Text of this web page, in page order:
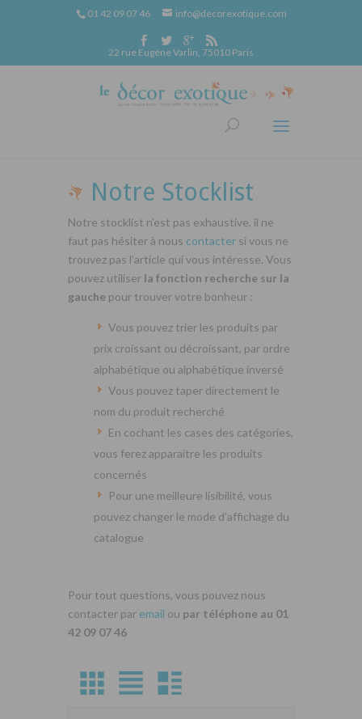
01 42 09 07 46 info@decorexotique.com
22 rue Eugène Varlin, 75010 Paris
Notre Stocklist
Notre stocklist n’est pas exhaustive, il ne
faut pas hésiter à nous contacter si vous ne
trouvez pas l’article qui vous intéresse. Vous
pouvez utiliser la fonction recherche sur la
gauche pour trouver votre bonheur :
Vous pouvez trier les produits par
prix croissant ou décroissant, par ordre
alphabétique ou alphabétique inversé
Vous pouvez taper directement le
nom du produit recherché
En cochant les cases des catégories,
vous ferez apparaitre les produits
concernés
Pour une meilleure lisibilité, vous
pouvez changer le mode d’affichage du
catalogue
Pour tout questions, vous pouvez nous
contacter par email ou par téléphone au 01
42 09 07 46